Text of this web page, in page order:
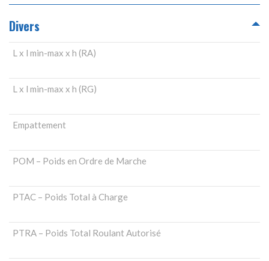
Divers
L x l min-max x h (RA)
L x l min-max x h (RG)
Empattement
POM – Poids en Ordre de Marche
PTAC – Poids Total à Charge
PTRA – Poids Total Roulant Autorisé